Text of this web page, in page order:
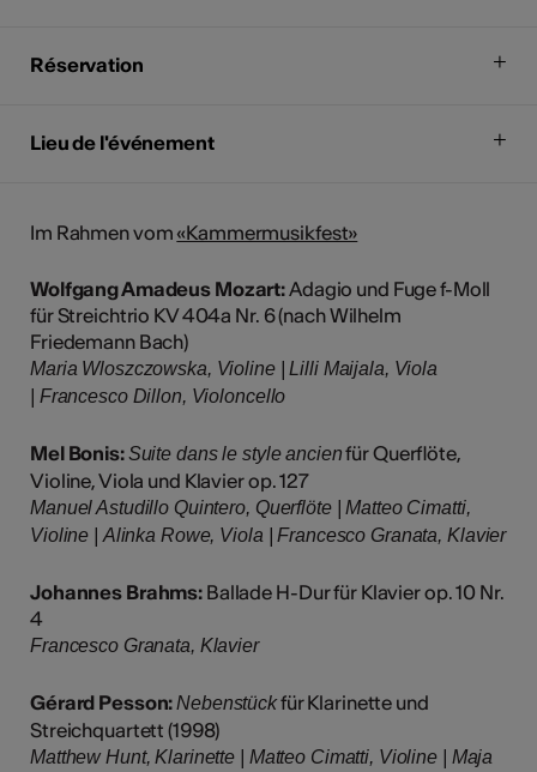
Réservation
Lieu de l'événement
Im Rahmen vom «Kammermusikfest»
Wolfgang Amadeus Mozart:Adagio und Fuge f-Moll
für Streichtrio KV 404a Nr. 6 (nach Wilhelm
Friedemann Bach)
Maria Wloszczowska, Violine | Lilli Maijala, Viola
| Francesco Dillon, Violoncello
Mel Bonis:Suite dans le style ancienfür Querflöte,
Violine, Viola und Klavier op. 127
Manuel Astudillo Quintero, Querflöte | Matteo Cimatti,
Violine | Alinka Rowe, Viola | Francesco Granata, Klavier
Johannes Brahms: Ballade H-Dur für Klavier op. 10 Nr.
4
Francesco Granata, Klavier
Gérard Pesson:Nebenstückfür Klarinette und
Streichquartett (1998)
Matthew Hunt, Klarinette | Matteo Cimatti, Violine | Maja